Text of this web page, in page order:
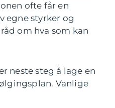
ofte får en
egne styrker og
om hva som kan
neste steg å lage en
Vanlige